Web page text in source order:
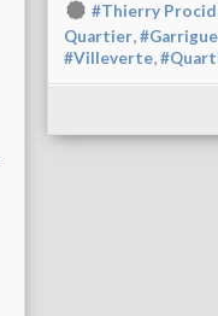
#Thierry
Quartier,
#Villeverte,